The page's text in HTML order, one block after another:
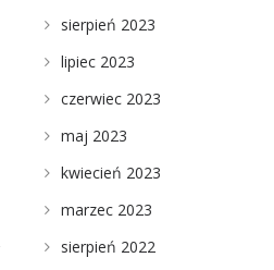
sierpień 2023
lipiec 2023
czerwiec 2023
maj 2023
kwiecień 2023
marzec 2023
sierpień 2022